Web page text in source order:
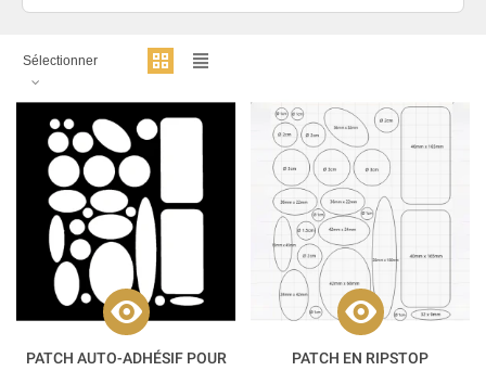
Sélectionner
PATCH AUTO-ADHÉSIF POUR
PATCH EN RIPSTOP